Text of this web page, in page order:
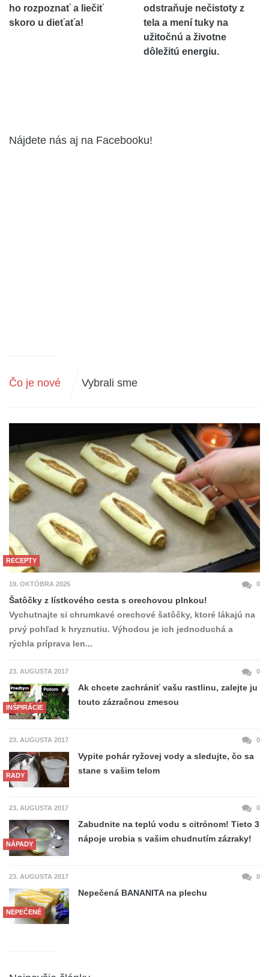
ho rozpoznať a liečiť
skoro u dieťaťa!
odstraňuje nečistoty z
tela a mení tuky na
užitočnú a životne
dôležitú energiu.
Nájdete nás aj na Facebooku!
Čo je nové Vybrali sme
RECEPTY
19. OKTÓBRA 2025 0
Šatôčky z lístkového cesta s orechovou plnkou!
Vychutnajte si chrumkavé orechové šatôčky, ktoré lákajú na
prvý pohľad k hryznutiu. Výhodou je ich jednoduchá a
rýchla príprava len...
23. AUGUSTA 2017 0
INŠPIRÁCIE
Ak chcete zachrániť vašu rastlinu, zalejte ju
touto zázračnou zmesou
23. AUGUSTA 2017 0
RADY
Vypite pohár ryžovej vody a sledujte, čo sa
stane s vašim telom
23. AUGUSTA 2017 0
NÁPADY
Zabudnite na teplú vodu s citrónom! Tieto 3
nápoje urobia s vašim chudnutím zázraky!
23. AUGUSTA 2017 0
NEPEČENÉ
Nepečená BANANITA na plechu